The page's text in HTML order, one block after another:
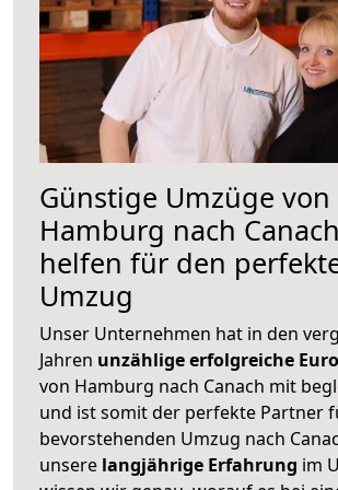
Günstige Umzüge von
Hamburg nach
helfen für den
Umzug
Unser Unternehmen hat in den
Jahren unzählige erfolgreiche
von Hamburg nach Canach mit
und ist somit der perfekte Partner
bevorstehenden Umzug nach
unsere langjährige Erfahrung im